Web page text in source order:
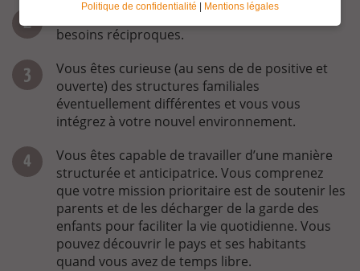
Vous parlez avec la famille sur les attentes et
besoins réciproques.
Vous êtes curieuse (au sens de de positive et
ouverte) des structures familiales
éventuellement différentes et vous vous
intégrez à votre nouvel environnement.
Vous êtes capable de travailler d’une manière
structurée et anticipatrice. Vous comprenez
que votre mission prioritaire est de soutenir les
parents et de les décharger de la garde des
enfants pour faciliter la vie quotidienne. Vous
pouvez découvrir le pays et ses habitants
quand vous avez de temps libre.
Politique de confidentialité Mentions légales